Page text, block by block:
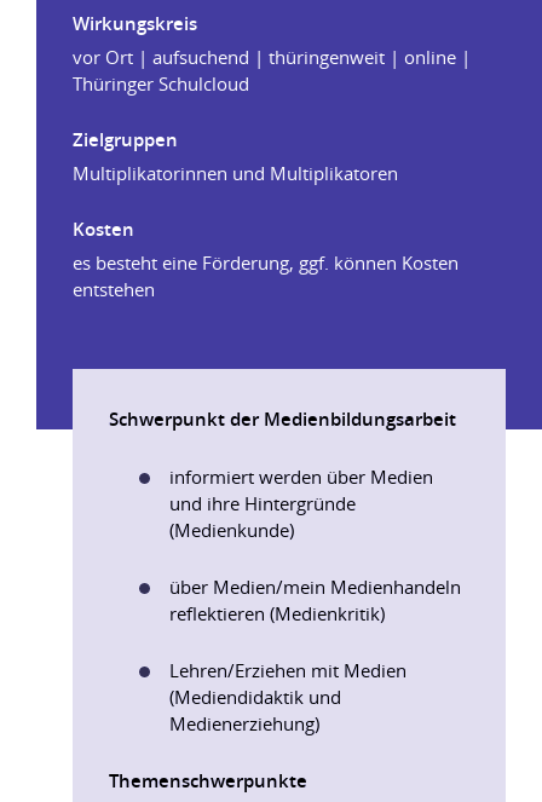
Wirkungskreis
vor Ort | aufsuchend | thüringenweit | online |
Thüringer Schulcloud
Zielgruppen
Multiplikatorinnen und Multiplikatoren
Kosten
es besteht eine Förderung, ggf. können Kosten
entstehen
Schwerpunkt der Medienbildungsarbeit
informiert werden über Medien
und ihre Hintergründe
(Medienkunde)
über Medien/mein Medienhandeln
reflektieren (Medienkritik)
Lehren/Erziehen mit Medien
(Mediendidaktik und
Medienerziehung)
Themenschwerpunkte